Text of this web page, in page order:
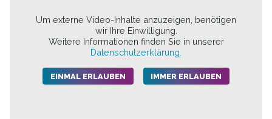
Um externe Video-Inhalte anzuzeigen, benötigen
wir Ihre Einwilligung.
Weitere Informationen finden Sie in unserer
Datenschutzerklärung.
EINMAL ERLAUBEN IMMER ERLAUBEN